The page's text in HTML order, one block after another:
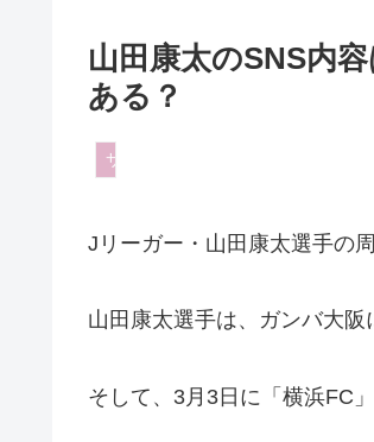
山田康太のSNS内
ある？
サッカー
Jリーガー・山田康太選手の
山田康太選手は、ガンバ大阪
そして、3月3日に「横浜FC